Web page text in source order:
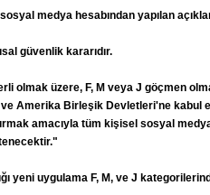
medya hesabından yapılan
güvenlik kararıdır.
olmak üzere, F, M veya J göçmen
Amerika Birleşik Devletleri'ne kabul
amacıyla tüm kişisel sosyal
yeni uygulama F, M, ve J